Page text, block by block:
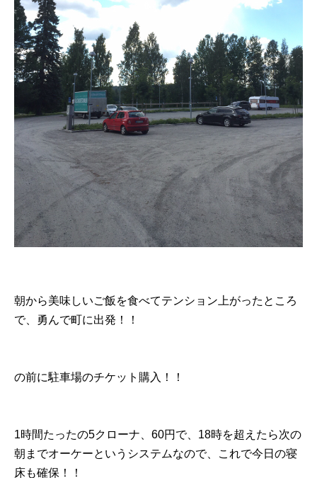
朝から美味しいご飯を食べてテンション上がったところ
で、勇んで町に出発！！
の前に駐車場のチケット購入！！
1時間たったの5クローナ、60円で、18時を超えたら次の
朝までオーケーというシステムなので、これで今日の寝
床も確保！！